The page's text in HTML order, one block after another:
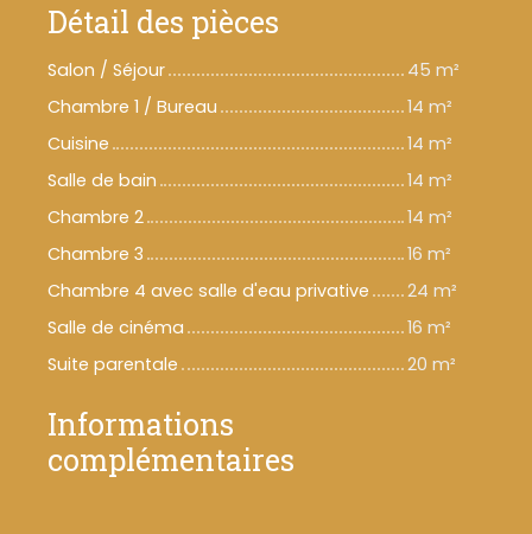
Détail des pièces
Salon / Séjour
45 m²
Chambre 1 / Bureau
14 m²
Cuisine
14 m²
Salle de bain
14 m²
Chambre 2
14 m²
Chambre 3
16 m²
Chambre 4 avec salle d'eau privative
24 m²
Salle de cinéma
16 m²
Suite parentale
20 m²
Informations
complémentaires